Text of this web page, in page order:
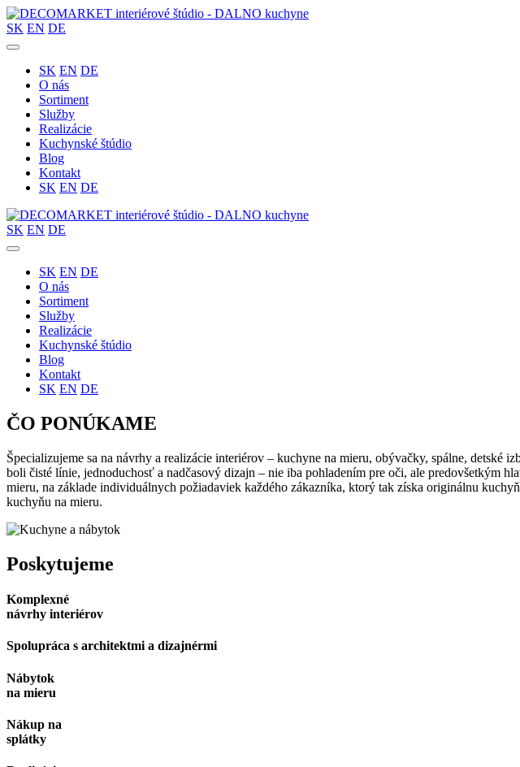
SK EN DE
SK EN DE
O nás
Sortiment
Služby
Realizácie
Kuchynské štúdio
Blog
Kontakt
SK EN DE
SK EN DE
SK EN DE
O nás
Sortiment
Služby
Realizácie
Kuchynské štúdio
Blog
Kontakt
SK EN DE
ČO PONÚKAME
Špecializujeme sa na návrhy a realizácie interiérov – kuchyne na mieru, obývačky, spálne, detské
boli čisté línie, jednoduchosť a nadčasový dizajn – nie iba pohladením pre oči, ale predovšetkým
mieru, na základe individuálnych požiadaviek každého zákazníka, ktorý tak získa originálnu
kuchyňu na mieru.
Poskytujeme
Komplexné
návrhy interiérov
Spolupráca s architektmi a dizajnérmi
Nábytok
na mieru
Nákup na
splátky